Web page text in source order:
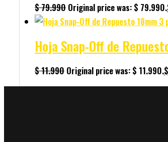
$79.990 Original price was: $ 79.990.
Hoja Snap-Off de
$11.990 Original price was: $ 11.990.$